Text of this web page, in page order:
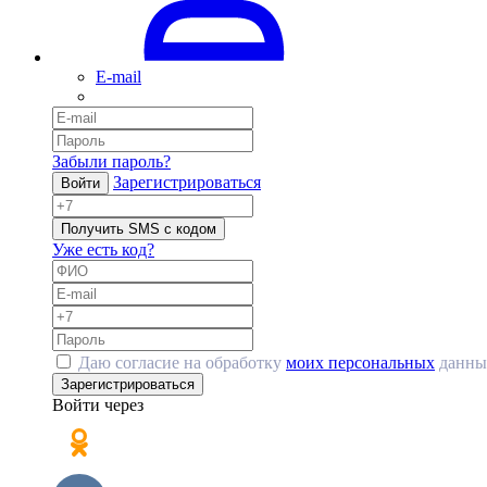
E-mail
Забыли пароль?
Войти Зарегистрироваться
Получить SMS с кодом
Уже есть код?
Даю согласие на обработку моих персональных
Зарегистрироваться
Войти через